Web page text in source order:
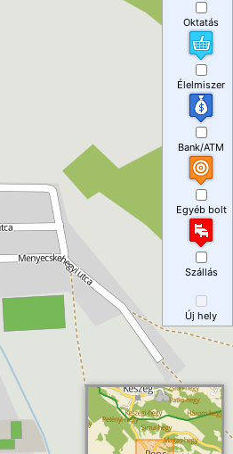
Oktatás
Élelmiszer
Bank/ATM
Egyéb bolt
Szállás
Új hely